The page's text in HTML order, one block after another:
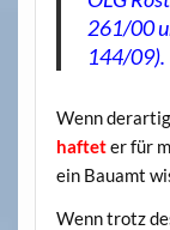
261/00
144/09).
Wenn
hafteter für
ein Bauamt
Wenn trotz